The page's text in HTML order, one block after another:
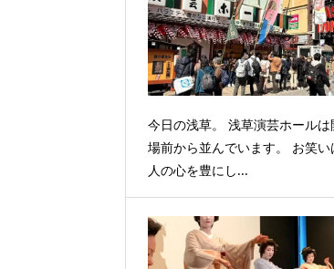
今日の浅草。 浅草演芸ホールは
場前から並んでいます。 お笑い
人の心を豊にし...